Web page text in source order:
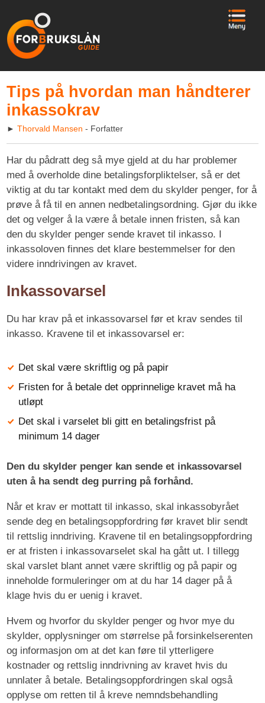
Tips på hvordan man håndterer
inkassokrav
►Thorvald Mansen - Forfatter
Har du pådratt deg så mye gjeld at du har problemer
med å overholde dine betalingsforpliktelser, så er det
viktig at du tar kontakt med dem du skylder penger, for å
prøve å få til en annen nedbetalingsordning. Gjør du ikke
det og velger å la være å betale innen fristen, så kan
den du skylder penger sende kravet til inkasso. I
inkassoloven finnes det klare bestemmelser for den
videre inndrivingen av kravet.
Inkassovarsel
Du har krav på et inkassovarsel før et krav sendes til
inkasso. Kravene til et inkassovarsel er:
Det skal være skriftlig og på papir
Fristen for å betale det opprinnelige kravet må ha
utløpt
Det skal i varselet bli gitt en betalingsfrist på
minimum 14 dager
Den du skylder penger kan sende et inkassovarsel
uten å ha sendt deg purring på forhånd.
Når et krav er mottatt til inkasso, skal inkassobyrået
sende deg en betalingsoppfordring før kravet blir sendt
til rettslig inndriving. Kravene til en betalingsoppfordring
er at fristen i inkassovarselet skal ha gått ut. I tillegg
skal varslet blant annet være skriftlig og på papir og
inneholde formuleringer om at du har 14 dager på å
klage hvis du er uenig i kravet.
Hvem og hvorfor du skylder penger og hvor mye du
skylder, opplysninger om størrelse på forsinkelserenten
og informasjon om at det kan føre til ytterligere
kostnader og rettslig inndrivning av kravet hvis du
unnlater å betale. Betalingsoppfordringen skal også
opplyse om retten til å kreve nemndsbehandling